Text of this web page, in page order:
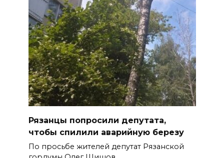
Рязанцы попросили депутата,
чтобы спилили аварийную березу
По просьбе жителей депутат Рязанской